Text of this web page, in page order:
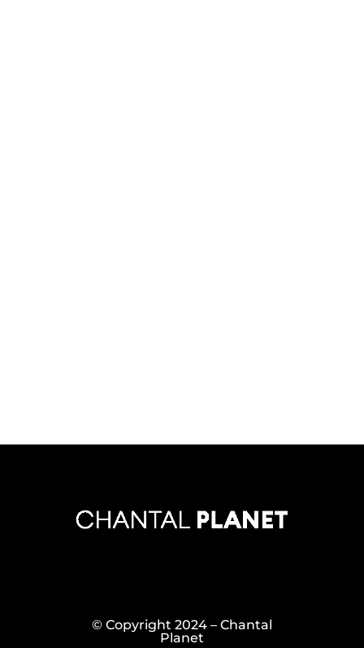
© Copyright 2024 – Chantal
Planet